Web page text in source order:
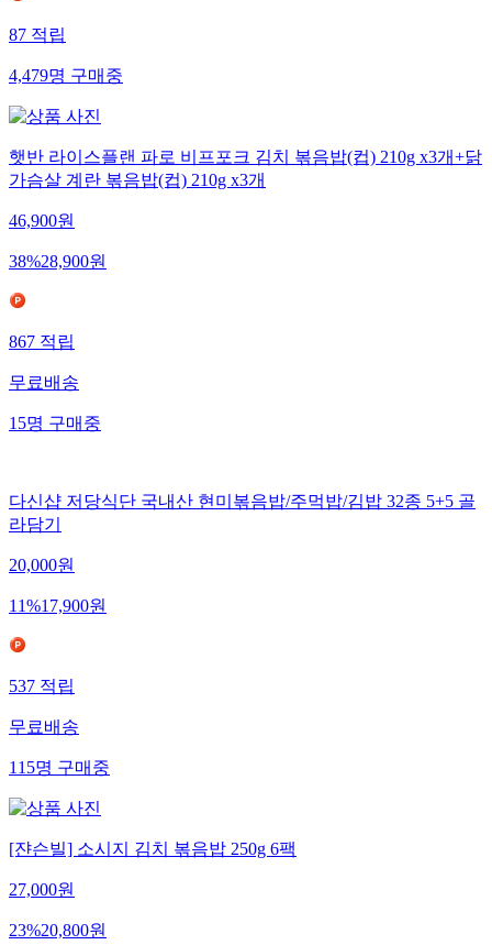
87적립
4,479명구매중
햇반 라이스플랜 파로 비프포크 김치 볶음밥(컵) 210g x3개+닭
가슴살 계란 볶음밥(컵) 210g x3개
46,900원
38%28,900원
867적립
무료배송
15명구매중
다신샵 저당식단 국내산 현미볶음밥/주먹밥/김밥 32종 5+5 골
라담기
20,000원
11%17,900원
537적립
무료배송
115명구매중
[쟌슨빌] 소시지 김치 볶음밥 250g 6팩
27,000원
23%20,800원